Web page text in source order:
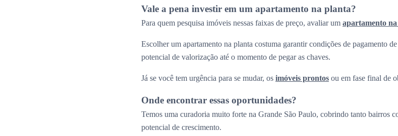
Vale a pena investir em um apartamento na planta?
Para quem pesquisa imóveis nessas faixas de preço, avaliar um apartamento
Escolher um apartamento na planta costuma garantir condições de pagamento
potencial de valorização até o momento de pegar as chaves.
Já se você tem urgência para se mudar, os imóveis prontos ou em fase final de
Onde encontrar essas oportunidades?
Temos uma curadoria muito forte na Grande São Paulo, cobrindo tanto bairros
potencial de crescimento.